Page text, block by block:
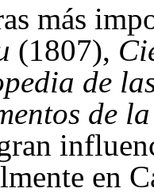
más
(1807),
de
de
en